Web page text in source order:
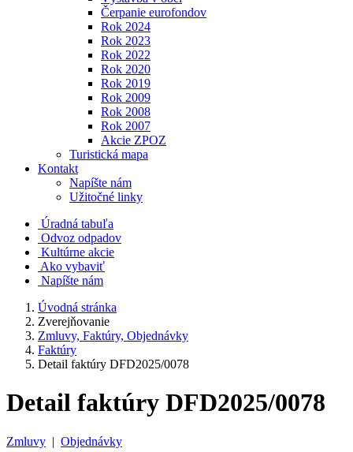
Čerpanie eurofondov
Rok 2024
Rok 2023
Rok 2022
Rok 2020
Rok 2019
Rok 2009
Rok 2008
Rok 2007
Akcie ZPOZ
Turistická mapa
Kontakt
Napíšte nám
Užitočné linky
Úradná tabuľa
Odvoz odpadov
Kultúrne akcie
Ako vybaviť
Napíšte nám
Úvodná stránka
Zverejňovanie
Zmluvy, Faktúry, Objednávky
Faktúry
Detail faktúry DFD2025/0078
Detail faktúry DFD2025/0078
Zmluvy | Objednávky